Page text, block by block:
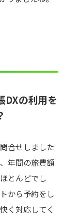
DXの利用を
合せしました
年間の旅費額
とんどでし
から予約をし
く対応してく